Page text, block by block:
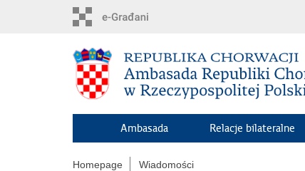
Ambasada Relacje bilateralne
Homepage Wiadomości